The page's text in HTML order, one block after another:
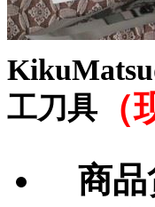
工刀具
（
商品